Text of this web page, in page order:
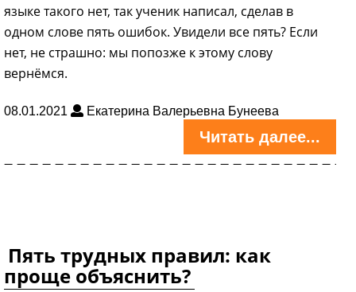
языке такого нет, так ученик написал, сделав в
одном слове пять ошибок. Увидели все пять? Если
нет, не страшно: мы попозже к этому слову
вернёмся.
08.01.2021 Екатерина Валерьевна Бунеева
Читать далее...
Пять трудных правил: как
проще объяснить?